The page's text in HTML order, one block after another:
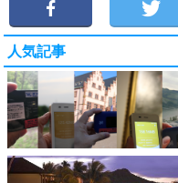
人気記事